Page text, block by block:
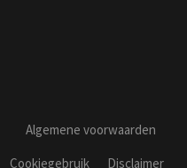
Algemene voorwaarden
Cookiegebruik
Disclaimer